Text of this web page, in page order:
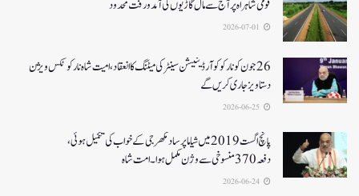
قومی شاہراہ پر آج سے مال گاڑیوں کی آمدورفت محدود
26جون کونارکو کوآرڈینیشن سینٹر کی میٹنگ کا انعقاد، امیت شاہ نارکوٹکس ویژن
دستاویز جاری کریں گے
پانچ اگست 2019میں شیاما پر ساد مکھرجی کے خواب کی تکمیل ہوئی،
دفعہ 370منسوخی سے وژن مکمل ہوا۔ امت شاہ